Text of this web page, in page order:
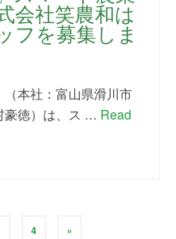
会社笑農和は
フを募集しま
本社：富山県滑川市
豪徳）は、ス … Read
4 »